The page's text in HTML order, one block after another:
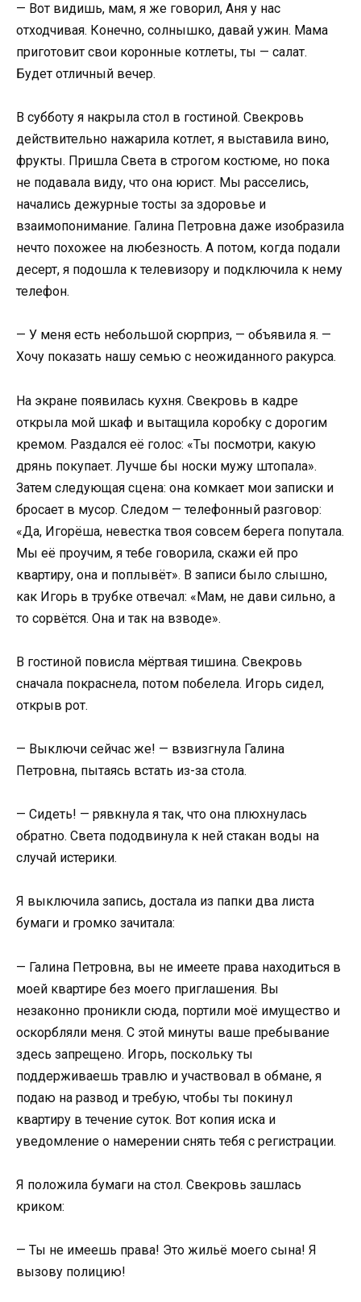
— Вот видишь, мам, я же говорил, Аня у нас
отходчивая. Конечно, солнышко, давай ужин. Мама
приготовит свои коронные котлеты, ты — салат.
Будет отличный вечер.
В субботу я накрыла стол в гостиной. Свекровь
действительно нажарила котлет, я выставила вино,
фрукты. Пришла Света в строгом костюме, но пока
не подавала виду, что она юрист. Мы расселись,
начались дежурные тосты за здоровье и
взаимопонимание. Галина Петровна даже изобразила
нечто похожее на любезность. А потом, когда подали
десерт, я подошла к телевизору и подключила к нему
телефон.
— У меня есть небольшой сюрприз, — объявила я. —
Хочу показать нашу семью с неожиданного ракурса.
На экране появилась кухня. Свекровь в кадре
открыла мой шкаф и вытащила коробку с дорогим
кремом. Раздался её голос: «Ты посмотри, какую
дрянь покупает. Лучше бы носки мужу штопала».
Затем следующая сцена: она комкает мои записки и
бросает в мусор. Следом — телефонный разговор:
«Да, Игорёша, невестка твоя совсем берега попутала.
Мы её проучим, я тебе говорила, скажи ей про
квартиру, она и поплывёт». В записи было слышно,
как Игорь в трубке отвечал: «Мам, не дави сильно, а
то сорвётся. Она и так на взводе».
В гостиной повисла мёртвая тишина. Свекровь
сначала покраснела, потом побелела. Игорь сидел,
открыв рот.
— Выключи сейчас же! — взвизгнула Галина
Петровна, пытаясь встать из-за стола.
— Сидеть! — рявкнула я так, что она плюхнулась
обратно. Света пододвинула к ней стакан воды на
случай истерики.
Я выключила запись, достала из папки два листа
бумаги и громко зачитала:
— Галина Петровна, вы не имеете права находиться в
моей квартире без моего приглашения. Вы
незаконно проникли сюда, портили моё имущество и
оскорбляли меня. С этой минуты ваше пребывание
здесь запрещено. Игорь, поскольку ты
поддерживаешь травлю и участвовал в обмане, я
подаю на развод и требую, чтобы ты покинул
квартиру в течение суток. Вот копия иска и
уведомление о намерении снять тебя с регистрации.
Я положила бумаги на стол. Свекровь зашлась
криком:
— Ты не имеешь права! Это жильё моего сына! Я
вызову полицию!